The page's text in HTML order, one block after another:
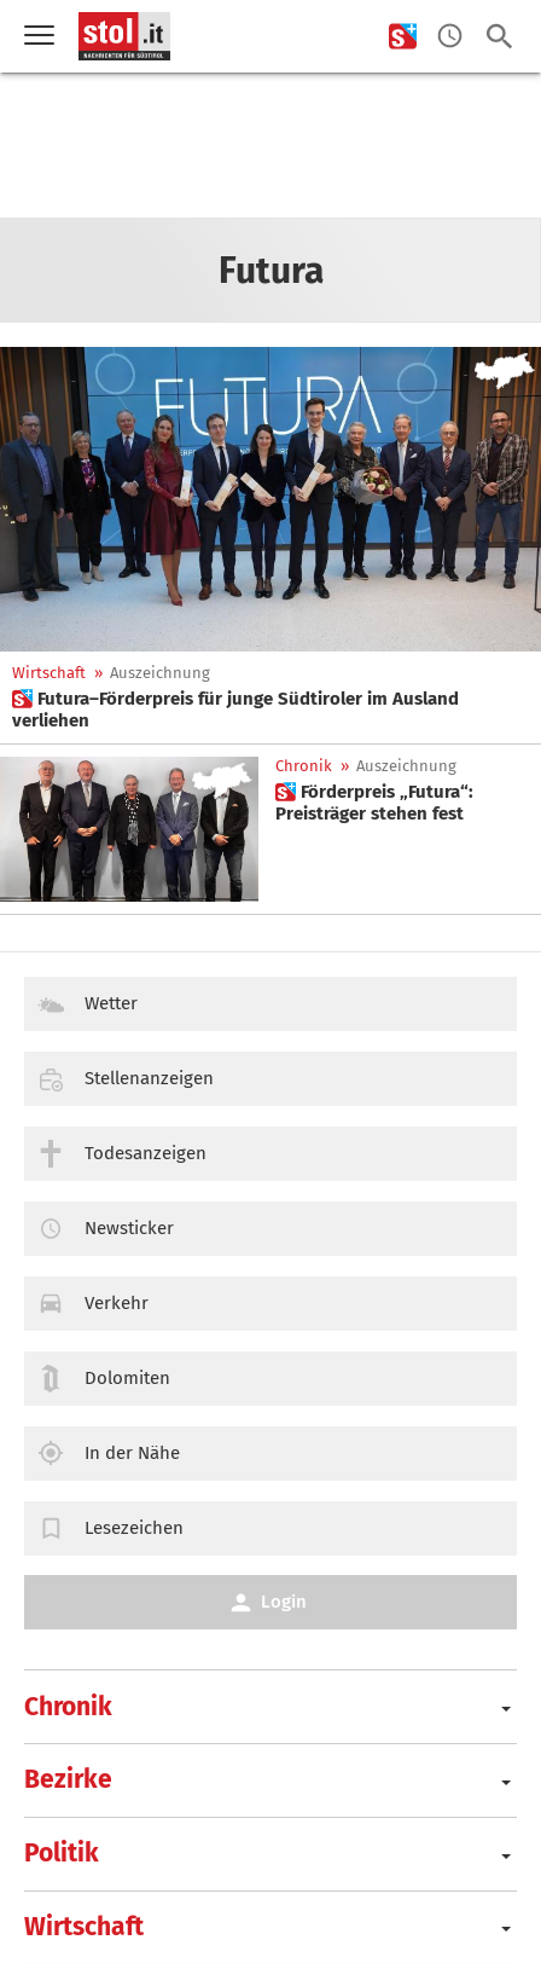
Futura
Wirtschaft » Auszeichnung
 Futura–Förderpreis für junge Südtiroler im Ausland
verliehen
Chronik » Auszeichnung
 Förderpreis „Futura“:
Preisträger stehen fest
Chronik
Bezirke
Politik
Wirtschaft
Wetter
Stellenanzeigen
Todesanzeigen
Newsticker
Verkehr
Dolomiten
In der Nähe
Lesezeichen
Login